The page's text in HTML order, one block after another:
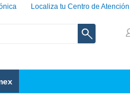
Localiza tu Centro de